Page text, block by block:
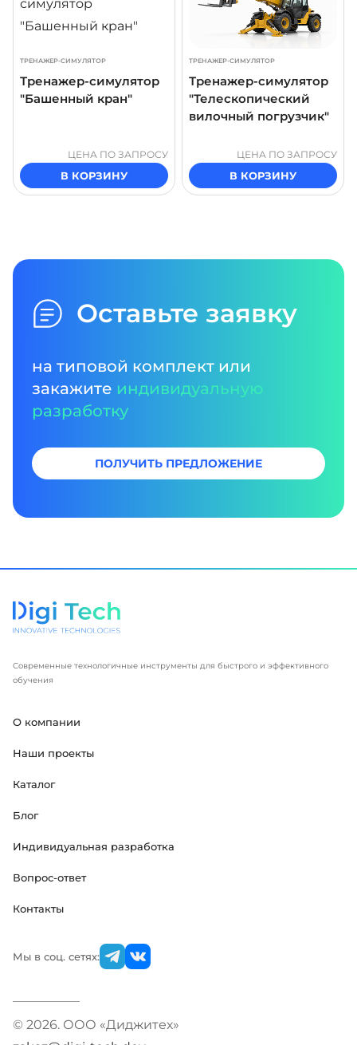
ТРЕНАЖЕР-СИМУЛЯТОР
Тренажер-симулятор
"Башенный кран"
ЦЕНА ПО ЗАПРОСУ
В КОРЗИНУ
ТРЕНАЖЕР-СИМУЛЯТОР
Тренажер-симулятор
"Телескопический
вилочный погрузчик"
ЦЕНА ПО ЗАПРОСУ
В КОРЗИНУ
Оставьте заявку
на типовой комплект или
закажите индивидуальную
разработку
ПОЛУЧИТЬ ПРЕДЛОЖЕНИЕ
Современные технологичные инструменты для быстрого и эффективного
обучения
О компании
Наши проекты
Каталог
Блог
Индивидуальная разработка
Вопрос-ответ
Контакты
Мы в соц. сетях:
© 2026. ООО «Диджитех»